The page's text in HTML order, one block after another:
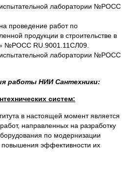
испытательной лаборатории №РОСС
проведение работ по
продукции в строительстве в
№РОСС RU.9001.11СЛ09.
испытательной лаборатории №РОСС
работы НИИ Сантехники:
систем:
в настоящей момент является
направленных на разработку
по модернизации
эффективности их